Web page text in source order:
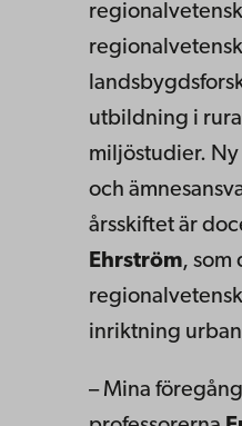
utbildning i
miljöstudier.
och
årsskiftet är
Ehrström, som
inriktning
– Mina